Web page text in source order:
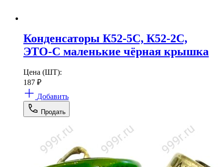
Конденсаторы К52-5С, К52-2С,
ЭТО-С маленькие чёрная крышка
Цена (ШТ):
187 ₽
Добавить
Продать